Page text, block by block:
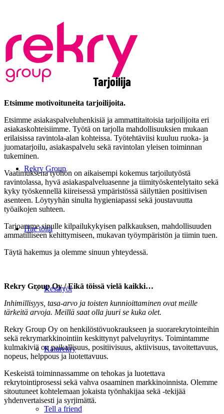
Rekry Group
Hae töitä
Kesätyöt
Katurekry
Tell a friend
Tarjoilija
Etsimme motivoituneita tarjoilijoita.
Etsimme asiakaspalveluhenkisiä ja ammattitaitoisia tarjoilijoita eri
asiakaskohteisiimme. Työtä on tarjolla mahdollisuuksien mukaan
erilaisissa ravintola-alan kohteissa. Työtehtäviisi kuuluu ruoka- ja
juomatarjoilu, asiakaspalvelu sekä ravintolan yleisen toiminnan
tukeminen.
Vaatimuksena työhön on aikaisempi kokemus tarjoilutyöstä
ravintolassa, hyvä asiakaspalveluasenne ja tiimityöskentelytaito sekä
kyky työskennellä kiireisessä ympäristössä säilyttäen positiivisen
asenteen. Löytyyhän sinulta hygieniapassi sekä joustavuutta
työaikojen suhteen.
Tarjoamme sinulle kilpailukykyisen palkkauksen, mahdollisuuden
ammatilliseen kehittymiseen, mukavan työympäristön ja tiimin tuen.
Täytä hakemus ja olemme sinuun yhteydessä.
Rekry Group Oy / Eikä töissä vielä kaikki…
Inhimillisyys, tasa-arvo ja toisten kunnioittaminen ovat meille
tärkeitä arvoja. Meillä saat olla juuri se kuka olet.
Rekry Group Oy on henkilöstövuokraukseen ja suorarekrytointeihin
sekä rekrymarkkinointiin keskittynyt palveluyritys. Toimintamme
kulmakiviä on paikallisuus, positiivisuus, aktiivisuus, tavoitettavuus,
nopeus, helppous ja luotettavuus.
Keskeistä toiminnassamme on tehokas ja luotettava
rekrytointiprosessi sekä vahva osaaminen markkinoinnista. Olemme
sitoutuneet kohtelemaan jokaista työnhakijaa sekä -tekijää
yhdenvertaisesti ja syrjimättä.